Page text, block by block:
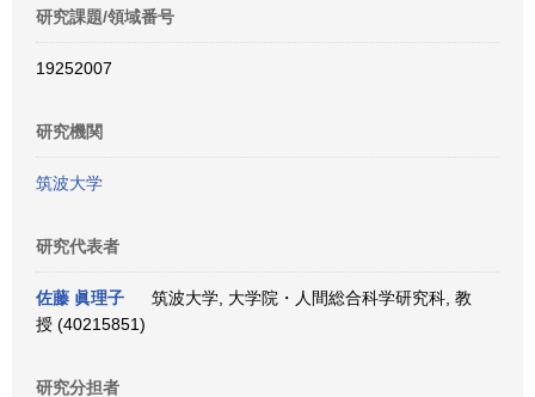
研究課題/領域番号
19252007
研究機関
筑波大学
研究代表者
佐藤 眞理子
筑波大学, 大学院・人間総合科学研究科, 教
授 (40215851)
研究分担者